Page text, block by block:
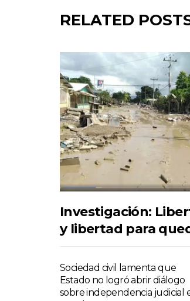
RELATED
Investigación:
y libertad para
Sociedad civil lamenta que
Estado no logró abrir diálogo
sobre independencia judicial